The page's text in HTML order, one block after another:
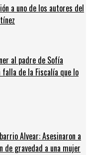
a uno de los autores del
al padre de Sofía
falla de la Fiscalía que lo
Alvear: Asesinaron a
de gravedad a una mujer